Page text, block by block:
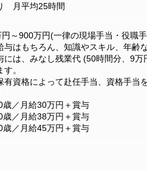
月平均25時間
～900万円(一律の現場手当・役職
はもちろん、知識やスキル、年齢
は、みなし残業代 (50時間分、9万
。
有資格によって赴任手当、資格手当
歳／月給30万円＋賞与
歳／月給38万円＋賞与
歳／月給45万円＋賞与